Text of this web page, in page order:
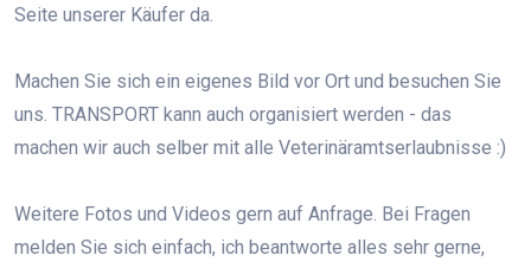
Seite unserer Käufer da.
Machen Sie sich ein eigenes Bild vor Ort und besuchen Sie
uns. TRANSPORT kann auch organisiert werden - das
machen wir auch selber mit alle Veterinäramtserlaubnisse :)
Weitere Fotos und Videos gern auf Anfrage. Bei Fragen
melden Sie sich einfach, ich beantworte alles sehr gerne,